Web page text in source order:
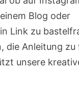
Blog oder
Link zu
die Anleitung zu
unsere